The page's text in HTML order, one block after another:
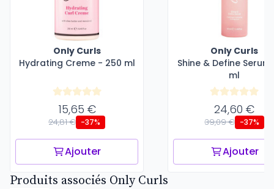
Only Curls
Hydrating Creme - 250 ml
15,65 €
24,81 € -37%
Ajouter
Only Curls
Shine & Define
ml
24,60 €
39,09 € -37%
Ajouter
Produits associés Only Curls